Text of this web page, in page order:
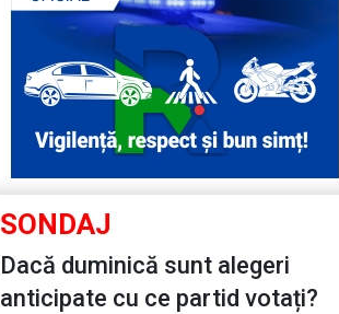
SONDAJ
Dacă duminică sunt alegeri
anticipate cu ce partid votați?